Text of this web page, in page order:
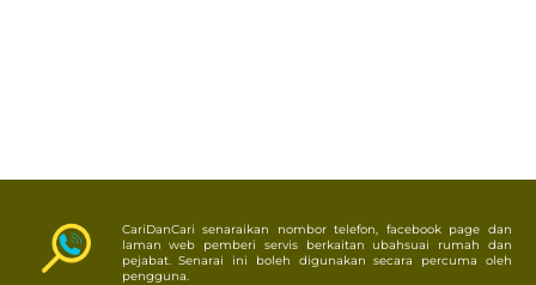
CariDanCari senaraikan nombor telefon, facebook page dan
laman web pemberi servis berkaitan ubahsuai rumah dan
pejabat. Senarai ini boleh digunakan secara percuma oleh
pengguna.